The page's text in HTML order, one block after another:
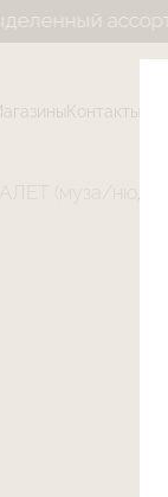
Контакты
ассортимент